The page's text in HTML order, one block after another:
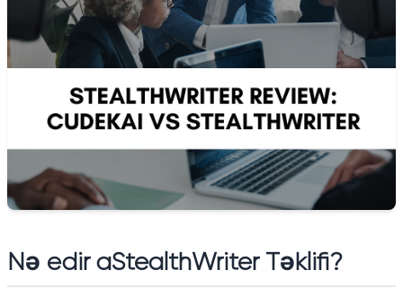
Nə edir aStealthWriter Təklifi?